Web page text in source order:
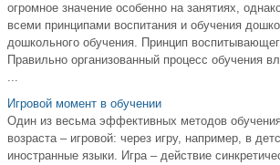
огромное значение особенно на занятиях,
всеми принципами воспитания и обучения
дошкольного обучения. Принцип
Правильно организованный процесс обучения
...
Игровой момент в обучении
Один из весьма эффективных методов
возраста – игровой: через игру, например, в
иностранные языки. Игра – действие